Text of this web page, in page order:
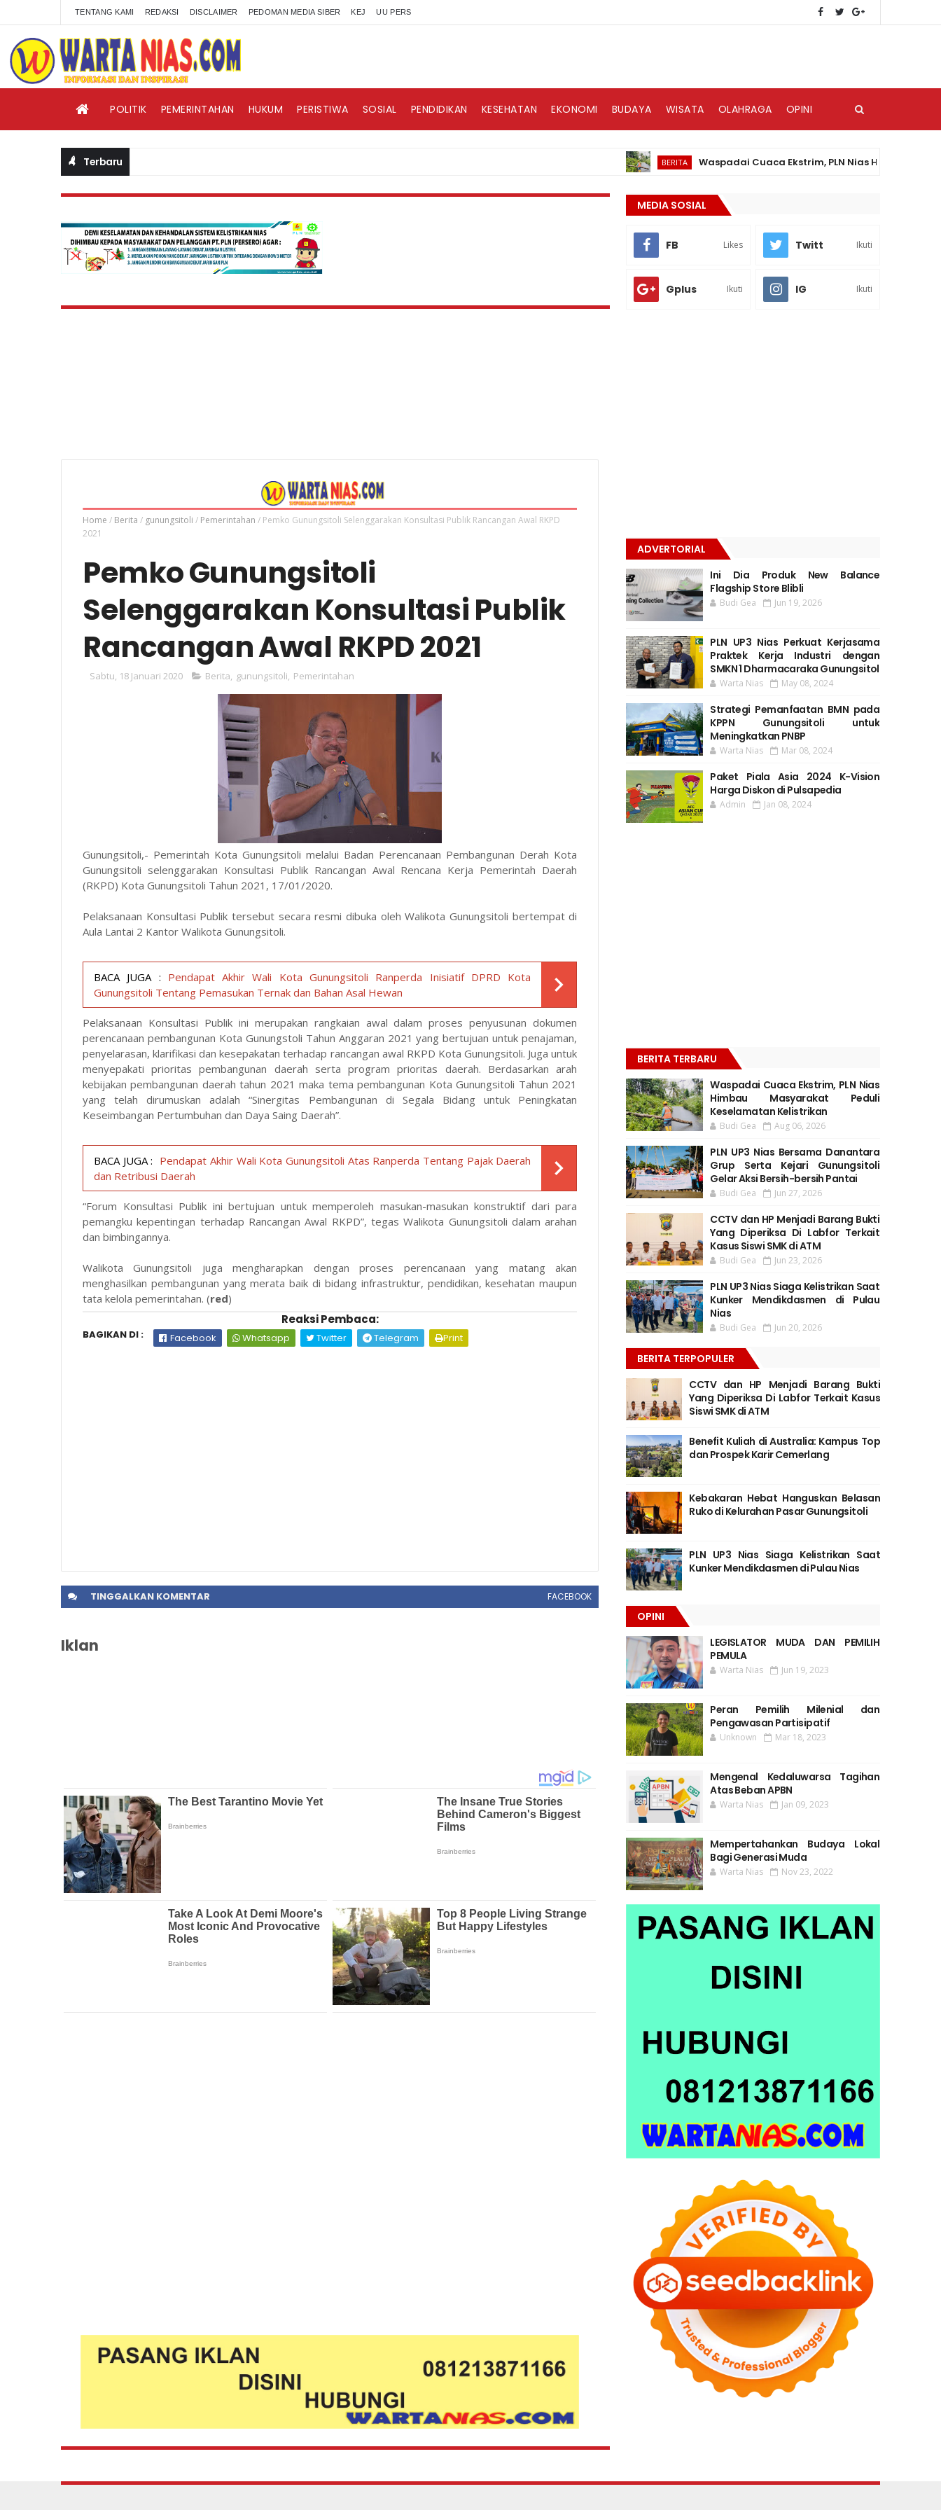
TENTANG KAMI REDAKSI DISCLAIMER PEDOMAN MEDIA SIBER KEJ UU PERS
POLITIK PEMERINTAHAN HUKUM PERISTIWA SOSIAL PENDIDIKAN KESEHATAN EKONOMI BUDAYA WISATA OLAHRAGA OPINI
Terbaru BERITA Waspadai Cuaca Ekstrim, PLN Nias Himbau
Home / Berita / gunungsitoli / Pemerintahan / Pemko Gunungsitoli Selenggarakan Konsultasi Publik Rancangan Awal RKPD
2021
Pemko Gunungsitoli
Selenggarakan Konsultasi Publik
Rancangan Awal RKPD 2021
Sabtu, 18 Januari 2020 Berita gunungsitoli Pemerintahan
Gunungsitoli,- Pemerintah Kota Gunungsitoli melalui Badan Perencanaan Pembangunan Derah Kota
Gunungsitoli selenggarakan Konsultasi Publik Rancangan Awal Rencana Kerja Pemerintah Daerah
(RKPD) Kota Gunungsitoli Tahun 2021, 17/01/2020.
Pelaksanaan Konsultasi Publik tersebut secara resmi dibuka oleh Walikota Gunungsitoli bertempat di
Aula Lantai 2 Kantor Walikota Gunungsitoli.
BACA JUGA : Pendapat Akhir Wali Kota Gunungsitoli Ranperda Inisiatif DPRD Kota
Gunungsitoli Tentang Pemasukan Ternak dan Bahan Asal Hewan
Pelaksanaan Konsultasi Publik ini merupakan rangkaian awal dalam proses penyusunan dokumen
perencanaan pembangunan Kota Gunungstoli Tahun Anggaran 2021 yang bertujuan untuk penajaman,
penyelarasan, klarifikasi dan kesepakatan terhadap rancangan awal RKPD Kota Gunungsitoli. Juga untuk
menyepakati prioritas pembangunan daerah serta program prioritas daerah. Berdasarkan arah
kebijakan pembangunan daerah tahun 2021 maka tema pembangunan Kota Gunungsitoli Tahun 2021
yang telah dirumuskan adalah “Sinergitas Pembangunan di Segala Bidang untuk Peningkatan
Keseimbangan Pertumbuhan dan Daya Saing Daerah”.
BACA JUGA : Pendapat Akhir Wali Kota Gunungsitoli Atas Ranperda Tentang Pajak Daerah
dan Retribusi Daerah
“Forum Konsultasi Publik ini bertujuan untuk memperoleh masukan-masukan konstruktif dari para
pemangku kepentingan terhadap Rancangan Awal RKPD”, tegas Walikota Gunungsitoli dalam arahan
dan bimbingannya.
Walikota Gunungsitoli juga mengharapkan dengan proses perencanaan yang matang akan
menghasilkan pembangunan yang merata baik di bidang infrastruktur, pendidikan, kesehatan maupun
tata kelola pemerintahan. (red)
Reaksi Pembaca:
BAGIKAN DI : Facebook Whatsapp Twitter Telegram Print
TINGGALKAN KOMENTAR FACEBOOK
Iklan
MEDIA SOSIAL
FB Likes Twitt Ikuti
Gplus Ikuti IG Ikuti
ADVERTORIAL
Ini Dia Produk New Balance
Flagship Store Blibli
Budi Gea Jun 19, 2026
PLN UP3 Nias Perkuat Kerjasama
Praktek Kerja Industri dengan
SMKN 1 Dharmacaraka Gunungsitol
Warta Nias May 08, 2024
Strategi Pemanfaatan BMN pada
KPPN Gunungsitoli untuk
Meningkatkan PNBP
Warta Nias Mar 08, 2024
Paket Piala Asia 2024 K-Vision
Harga Diskon di Pulsapedia
Admin Jan 08, 2024
BERITA TERBARU
Waspadai Cuaca Ekstrim, PLN Nias
Himbau Masyarakat Peduli
Keselamatan Kelistrikan
Budi Gea Aug 06, 2026
PLN UP3 Nias Bersama Danantara
Grup Serta Kejari Gunungsitoli
Gelar Aksi Bersih-bersih Pantai
Budi Gea Jun 27, 2026
CCTV dan HP Menjadi Barang Bukti
Yang Diperiksa Di Labfor Terkait
Kasus Siswi SMK di ATM
Budi Gea Jun 23, 2026
PLN UP3 Nias Siaga Kelistrikan Saat
Kunker Mendikdasmen di Pulau
Nias
Budi Gea Jun 20, 2026
BERITA TERPOPULER
CCTV dan HP Menjadi Barang Bukti
Yang Diperiksa Di Labfor Terkait Kasus
Siswi SMK di ATM
Benefit Kuliah di Australia: Kampus Top
dan Prospek Karir Cemerlang
Kebakaran Hebat Hanguskan Belasan
Ruko di Kelurahan Pasar Gunungsitoli
PLN UP3 Nias Siaga Kelistrikan Saat
Kunker Mendikdasmen di Pulau Nias
OPINI
LEGISLATOR MUDA DAN PEMILIH
PEMULA
Warta Nias Jun 19, 2023
Peran Pemilih Milenial dan
Pengawasan Partisipatif
Unknown Mar 18, 2023
Mengenal Kedaluwarsa Tagihan
Atas Beban APBN
Warta Nias Jan 09, 2023
Mempertahankan Budaya Lokal
Bagi Generasi Muda
Warta Nias Nov 23, 2022